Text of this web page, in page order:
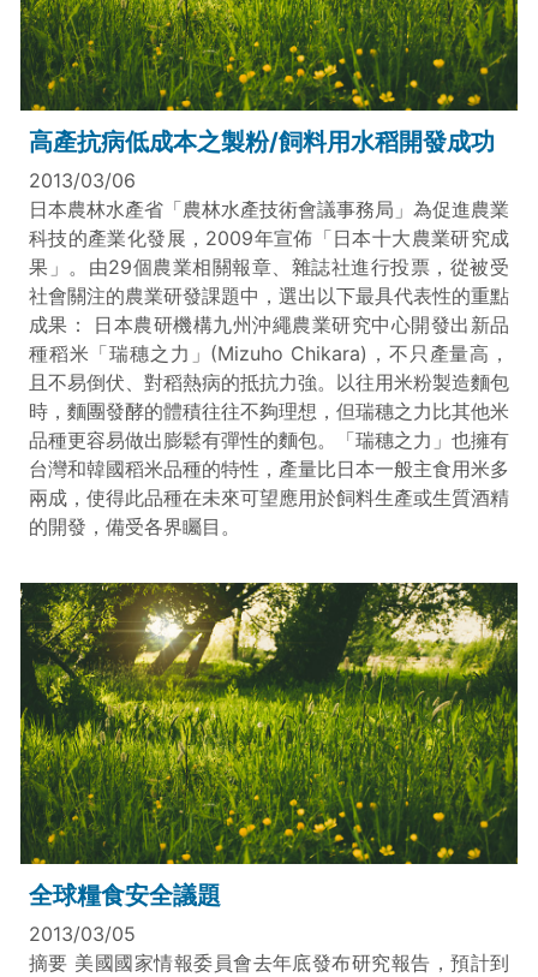
高產抗病低成本之製粉/飼料用水稻開發成功
2013/03/06
日本農林水產省「農林水產技術會議事務局」為促進農業
科技的產業化發展，2009年宣佈「日本十大農業研究成
果」。由29個農業相關報章、雜誌社進行投票，從被受
社會關注的農業研發課題中，選出以下最具代表性的重點
成果： 日本農研機構九州沖繩農業研究中心開發出新品
種稻米「瑞穗之力」(Mizuho Chikara)，不只產量高，
且不易倒伏、對稻熱病的抵抗力強。以往用米粉製造麵包
時，麵團發酵的體積往往不夠理想，但瑞穗之力比其他米
品種更容易做出膨鬆有彈性的麵包。「瑞穗之力」也擁有
台灣和韓國稻米品種的特性，產量比日本一般主食用米多
兩成，使得此品種在未來可望應用於飼料生產或生質酒精
的開發，備受各界矚目。
全球糧食安全議題
2013/03/05
摘要 美國國家情報委員會去年底發布研究報告，預計到